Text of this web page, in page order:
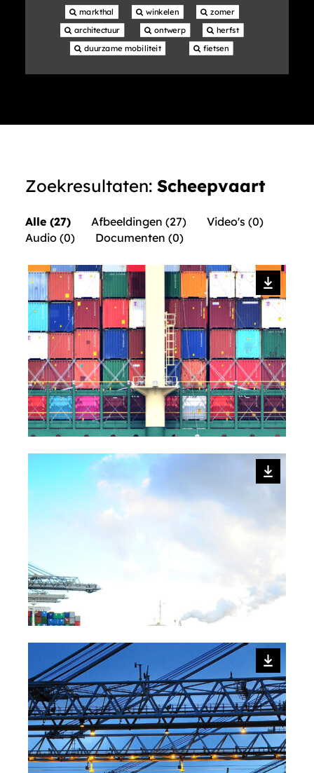
markthal winkelen
zomer
architectuur
ontwerp
herfst
duurzame mobiliteit
fietsen
Zoekresultaten: Scheepvaart
Alle (27) Afbeeldingen (27)
Video's (0)
Audio (0)
Documenten (0)